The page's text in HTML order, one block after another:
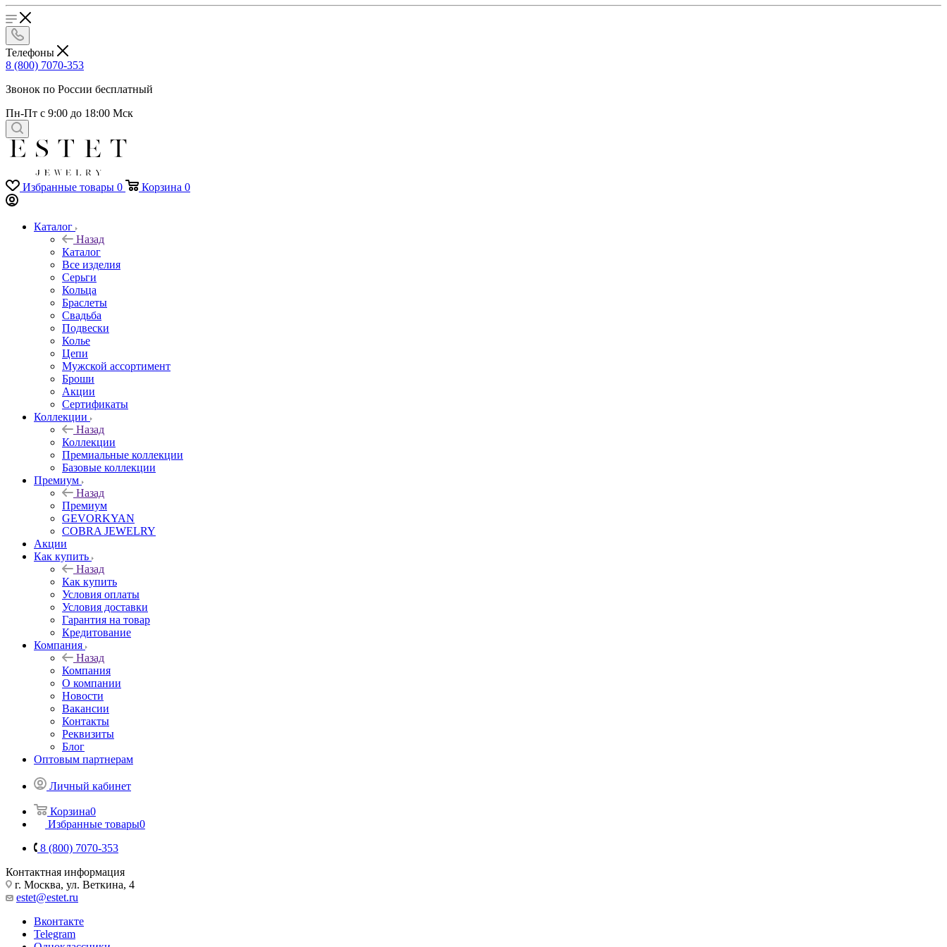
Телефоны
8 (800) 7070-353
Звонок по России бесплатный
Пн-Пт с 9:00 до 18:00 Мск
Избранные товары 0 Корзина 0
Каталог
Назад
Каталог
Все изделия
Серьги
Кольца
Браслеты
Свадьба
Подвески
Колье
Цепи
Мужской ассортимент
Броши
Акции
Сертификаты
Коллекции
Назад
Коллекции
Премиальные коллекции
Базовые коллекции
Премиум
Назад
Премиум
GEVORKYAN
COBRA JEWELRY
Акции
Как купить
Назад
Как купить
Условия оплаты
Условия доставки
Гарантия на товар
Кредитование
Компания
Назад
Компания
О компании
Новости
Вакансии
Контакты
Реквизиты
Блог
Оптовым партнерам
Личный кабинет
Корзина0
Избранные товары0
8 (800) 7070-353
Контактная информация
г. Москва, ул. Веткина, 4
estet@estet.ru
Вконтакте
Telegram